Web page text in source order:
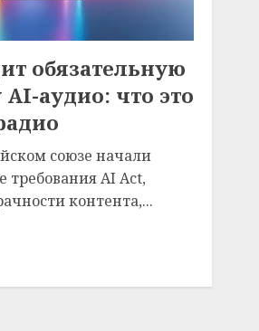
обязательную
аудио: что это
союзе начали
требования AI Act,
контента,...